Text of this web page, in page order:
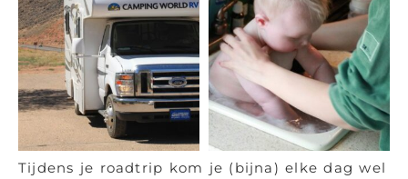
Tijdens je roadtrip kom je (bijna) elke dag wel